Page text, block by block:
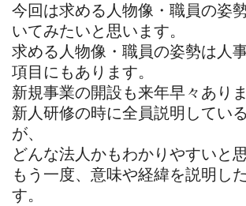
今回は求める人物像・職員の姿
いてみたいと思います。
求める人物像・職員の姿勢は人
項目にもあります。
新規事業の開設も来年早々ありま
新人研修の時に全員説明してい
が、
どんな法人かもわかりやすいと
もう一度、意味や経緯を説明し
す。